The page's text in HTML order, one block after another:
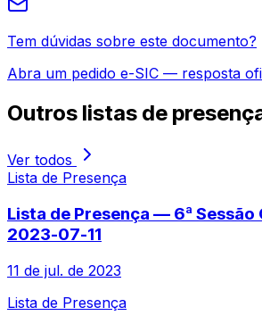
Tem dúvidas sobre este documento?
Abra um pedido e-SIC — resposta
Outros listas de
Ver todos
Lista de Presença
Lista de Presença — 6ª
2023-07-11
11 de jul. de 2023
Lista de Presença